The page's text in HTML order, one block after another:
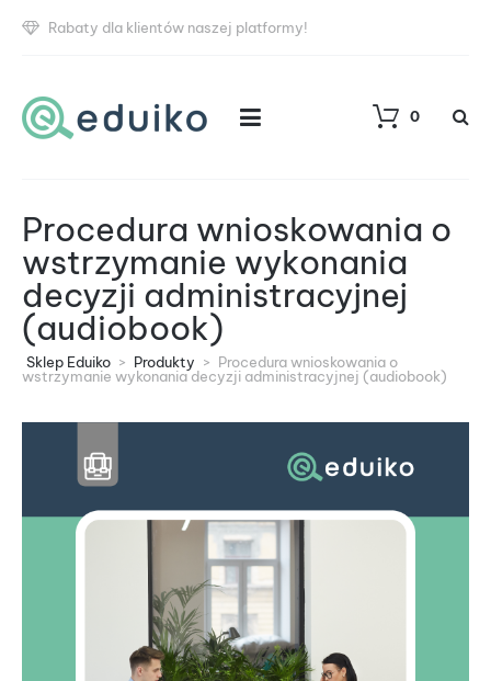
Rabaty dla klientów naszej platformy!
0
Procedura wnioskowania o
wstrzymanie wykonania
decyzji administracyjnej
(audiobook)
Sklep Eduiko > Produkty > Procedura wnioskowania o
wstrzymanie wykonania decyzji administracyjnej (audiobook)